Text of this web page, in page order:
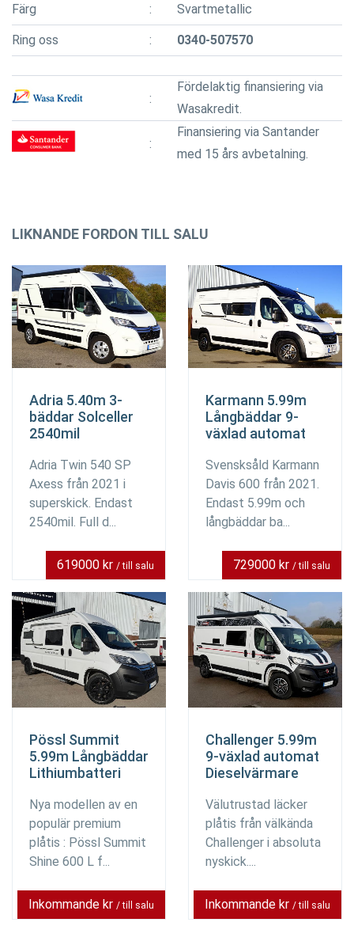
Färg Svartmetallic
Ring oss 0340-507570
Fördelaktig finansiering via
Wasakredit.
Finansiering via Santander
med 15 års avbetalning.
LIKNANDE FORDON TILL SALU
Adria 5.40m 3-
bäddar Solceller
2540mil
Adria Twin 540 SP
Axess från 2021 i
superskick. Endast
2540mil. Full d...
619000 kr / till salu
Karmann 5.99m
Långbäddar 9-
växlad automat
Svensksåld Karmann
Davis 600 från 2021.
Endast 5.99m och
långbäddar ba...
729000 kr / till salu
Pössl Summit
5.99m Långbäddar
Lithiumbatteri
Nya modellen av en
populär premium
plåtis : Pössl Summit
Shine 600 L f...
Inkommande kr / till salu
Challenger 5.99m
9-växlad automat
Dieselvärmare
Välutrustad läcker
plåtis från välkända
Challenger i absoluta
nyskick....
Inkommande kr / till salu